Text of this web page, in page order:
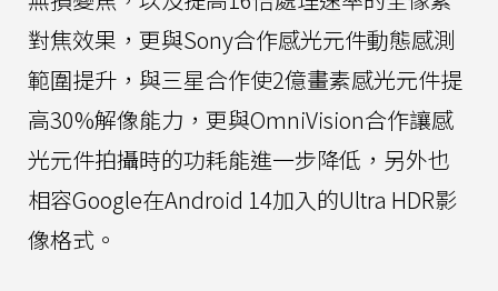
對焦效果，更與Sony合作感光元件動態感測
範圍提升，與三星合作使2億畫素感光元件提
高30%解像能力，更與OmniVision合作讓感
光元件拍攝時的功耗能進一步降低，另外也
相容Google在Android 14加入的Ultra HDR影
像格式。